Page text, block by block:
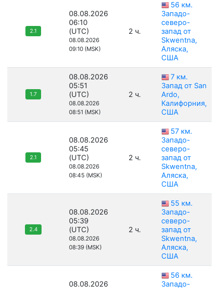
2.1
08.08.2026
06:10
(UTC)
08.08.2026
09:10 (MSK)
2 ч.
56 км.
Западо-
северо-
запад от
Skwentna,
Аляска,
США
1.7
08.08.2026
05:51
(UTC)
08.08.2026
08:51 (MSK)
2 ч.
7 км.
Запад от San
Ardo,
Калифорния,
США
2.1
08.08.2026
05:45
(UTC)
08.08.2026
08:45 (MSK)
2 ч.
57 км.
Западо-
северо-
запад от
Skwentna,
Аляска,
США
2.4
08.08.2026
05:39
(UTC)
08.08.2026
08:39 (MSK)
2 ч.
55 км.
Западо-
северо-
запад от
Skwentna,
Аляска,
США
08.08.2026
56 км.
Западо-